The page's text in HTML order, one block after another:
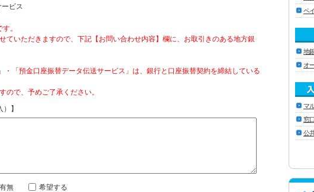
ビス
。
ていただきますので、下記【お問い合わせ内容】欄に、お取引きのある地方銀
・「預金口座振替データ伝送サービス」は、銀行と口座振替契約を締結している
ので、予めご了承ください。
】
無 希望する
ペ
地
オ
マ
窓
公